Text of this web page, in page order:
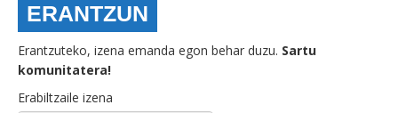
ERANTZUN
Erantzuteko, izena emanda egon behar duzu. Sartu
komunitatera!
Erabiltzaile izena